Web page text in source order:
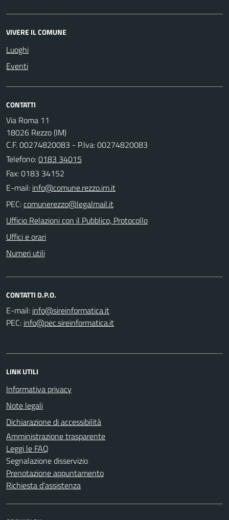
VIVERE IL COMUNE
Luoghi
Eventi
CONTATTI
Via Roma 11
18026 Rezzo (IM)
C.F. 00274820083 - P.Iva: 00274820083
Telefono:0183 34015
Fax: 0183 34152
E-mail:
PEC:
Ufficio Relazioni con il Pubblico, Protocollo
Uffici e orari
Numeri utili
CONTATTI D.P.O.
E-mail:
PEC:
LINK UTILI
Informativa privacy
Note legali
Dichiarazione di accessibilità
Amministrazione trasparente
Leggi le FAQ
Segnalazione disservizio
Prenotazione appuntamento
Richiesta d'assistenza